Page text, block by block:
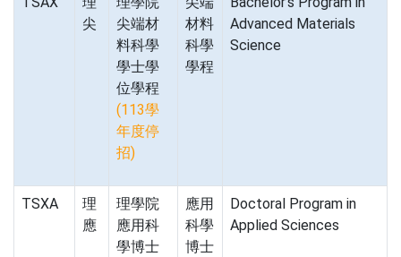
尖
尖端材
料科學
學士學
位學程
(113學
年度停
招)
材料
科學
學程
Advanced Materials
Science
TSXA
理
應
理學院
應用科
學博士
應用
科學
博士
Doctoral Program in
Applied Sciences